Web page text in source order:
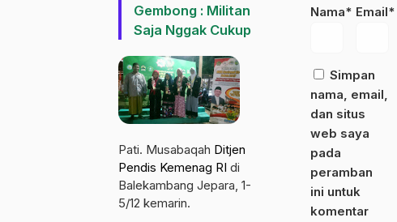
Gembong : Militan
Saja Nggak Cukup
Pati. Musabaqah Ditjen
Pendis Kemenag RI di
Balekambang Jepara, 1-
5/12 kemarin.
Nama* Email*
Simpan
nama, email,
dan situs
web saya
pada
peramban
ini untuk
komentar